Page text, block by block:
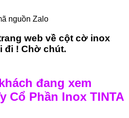
nguồn Zalo
web về cột cờ inox
đi ! Chờ chút.
đang xem
Cổ Phần Inox TINTA